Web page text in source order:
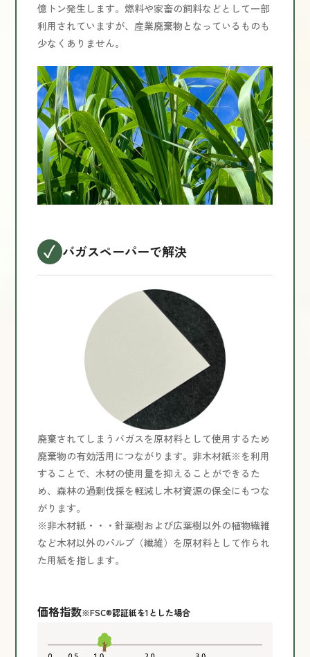
億トン発生します。燃料や家畜の飼料などとして一部
利用されていますが、産業廃棄物となっているものも
少なくありません。
バガスペーパーで解決
廃棄されてしまうバガスを原材料として使用するため
廃棄物の有効活用につながります。非木材紙※を利用
することで、木材の使用量を抑えることができるた
め、森林の過剰伐採を軽減し木材資源の保全にもつな
がります。
※非木材紙・・・針葉樹および広葉樹以外の植物繊維
など木材以外のパルプ（繊維）を原材料として作られ
た用紙を指します。
価格指数※FSC®認証紙を1とした場合